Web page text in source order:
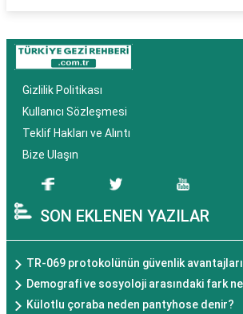
Gizlilik Politikası
Kullanıcı Sözleşmesi
Teklif Hakları ve Alıntı
Bize Ulaşın
SON EKLENEN YAZILAR
TR-069 protokolünün güvenlik
Demografi ve sosyoloji arasındaki fark
Külotlu çoraba neden pantyhose denir?